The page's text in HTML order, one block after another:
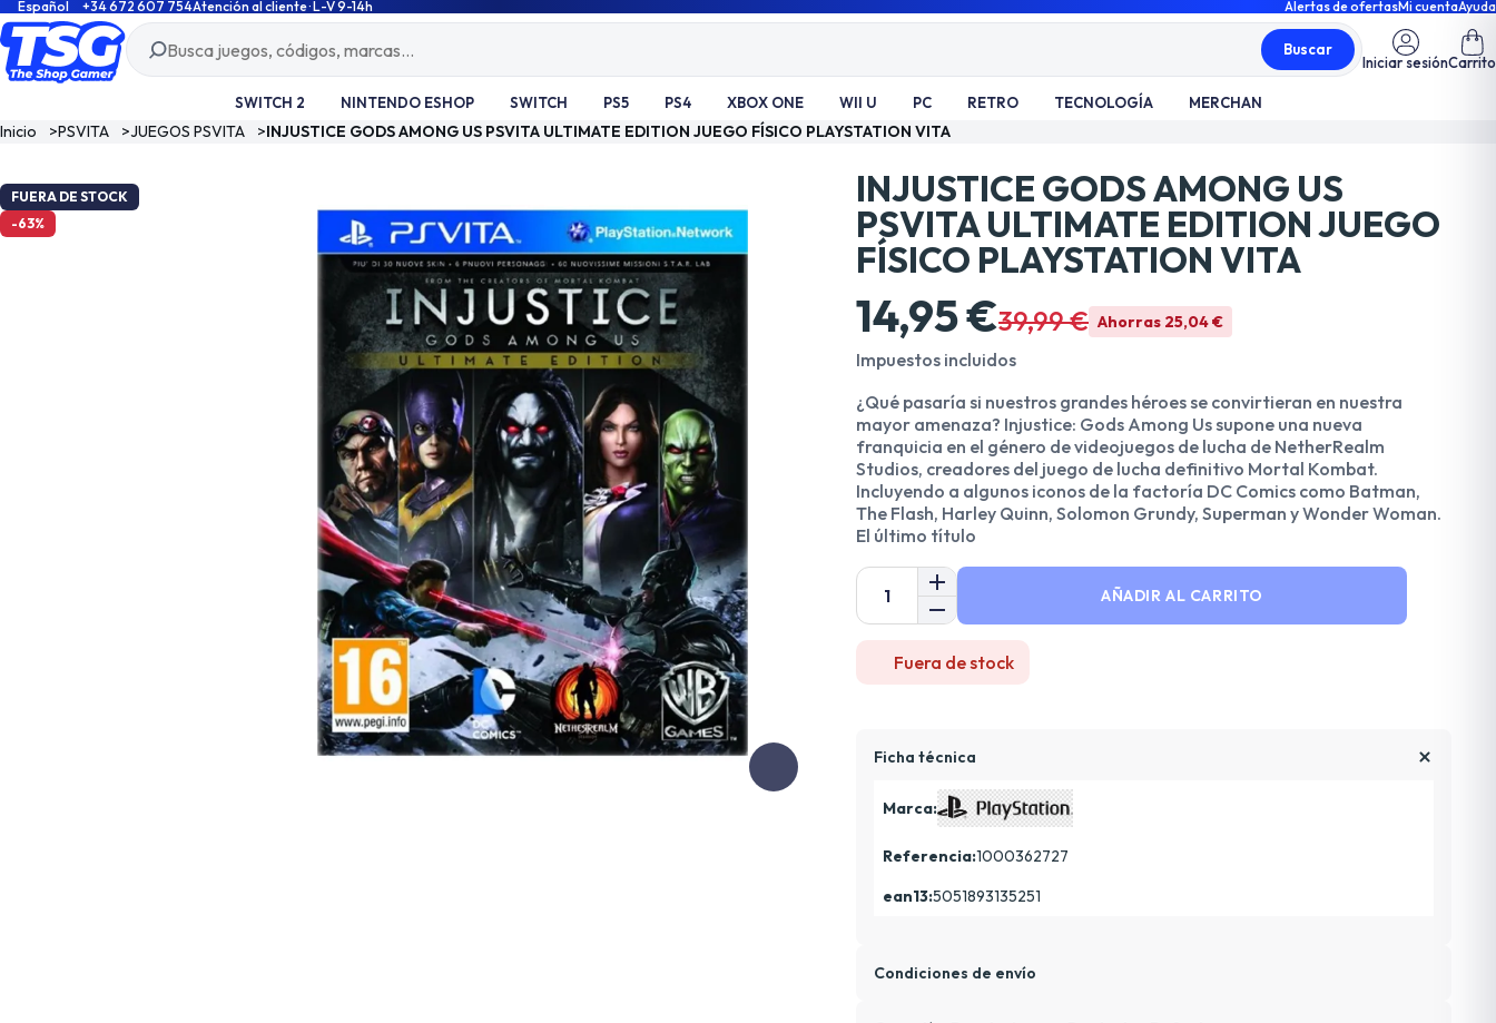
Español +34 672 607 754Atención al cliente · L-V 9-14h Alertas de ofertasMi cuentaAyuda
Buscar
Iniciar sesiónCarrito
SWITCH 2 NINTENDO ESHOP SWITCH PS5 PS4 XBOX ONE WII U PC RETRO TECNOLOGÍA MERCHAN
Inicio >PSVITA >JUEGOS PSVITA >INJUSTICE GODS AMONG US PSVITA ULTIMATE EDITION JUEGO FÍSICO PLAYSTATION VITA
FUERA DE STOCK
-63%
INJUSTICE GODS AMONG US
PSVITA ULTIMATE EDITION JUEGO
FÍSICO PLAYSTATION VITA
14,95 €39,99 € Ahorras 25,04 €
Impuestos incluidos
¿Qué pasaría si nuestros grandes héroes se convirtieran en nuestra
mayor amenaza? Injustice: Gods Among Us supone una nueva
franquicia en el género de videojuegos de lucha de NetherRealm
Studios, creadores del juego de lucha definitivo Mortal Kombat.
Incluyendo a algunos iconos de la factoría DC Comics como Batman,
The Flash, Harley Quinn, Solomon Grundy, Superman y Wonder Woman.
El último título
AÑADIR AL CARRITO
Fuera de stock
Ficha técnica
Marca:
Referencia:1000362727
ean13:5051893135251
Condiciones de envío